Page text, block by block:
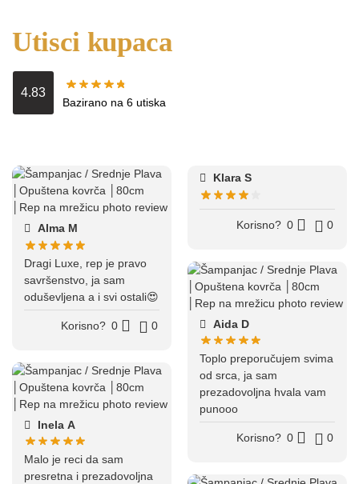
Utisci kupaca
4.83
Bazirano na 6 utiska
Alma M
Dragi Luxe, rep je pravo
savršenstvo, ja sam
oduševljena a i svi ostali😍
Korisno? 0 0
Inela A
Malo je reci da sam
presretna i prezadovoljna
Klara S
Korisno? 0 0
Aida D
Toplo preporučujem svima
od srca, ja sam
prezadovoljna hvala vam
punooo
Korisno? 0 0